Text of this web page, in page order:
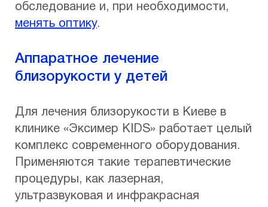
обследование и, при необходимости,
менять оптику.
Аппаратное лечение
близорукости у детей
Для лечения близорукости в Киеве в
клинике «Эксимер KIDS» работает целый
комплекс современного оборудования.
Применяются такие терапевтические
процедуры, как лазерная,
ультразвуковая и инфракрасная